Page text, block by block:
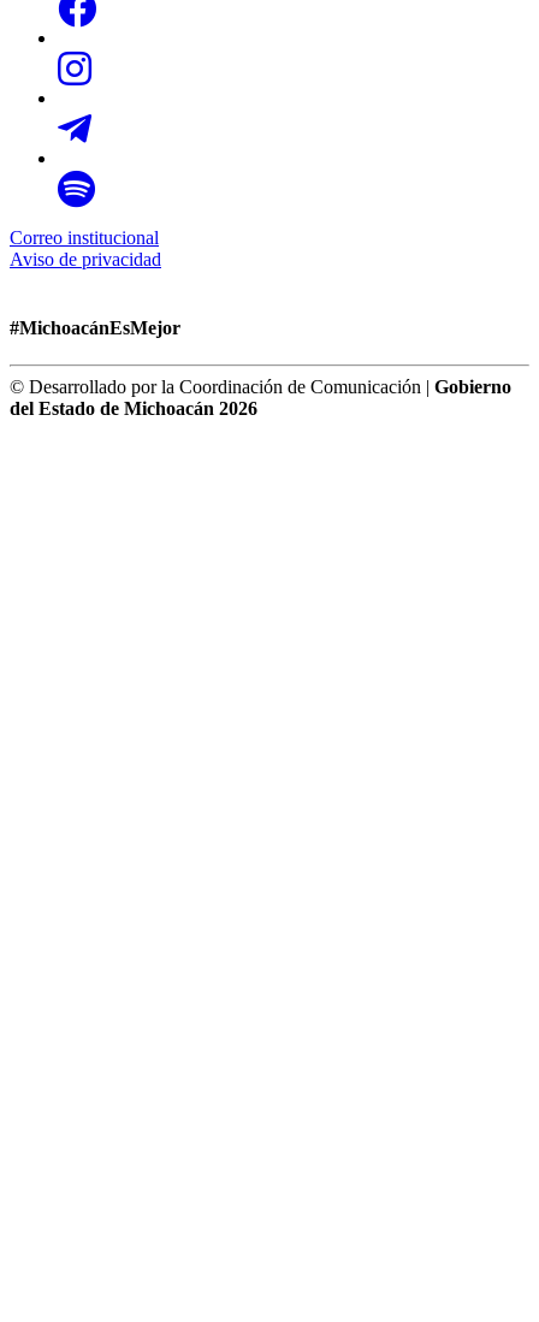
Correo institucional
Aviso de privacidad
#MichoacánEsMejor
© Desarrollado por la Coordinación de Comunicación | Gobierno
del Estado de Michoacán 2026